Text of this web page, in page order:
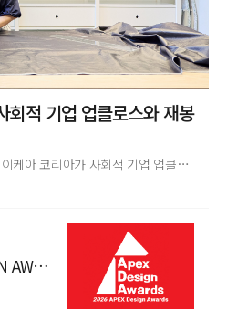
회적 기업 업클로스와 재봉
홈퍼니싱 리테일 기업 이케아 코리아가 사회적 기업 업클로스(Upcloth)와 협력해 재봉 서비스를 선보인다. 이번 협업은 이케
2026 APEX DESIGN AWARDS